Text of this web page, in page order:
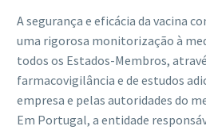
A segurança e eficácia da vacina
uma rigorosa monitorização à
todos os Estados-Membros,
farmacovigilância e de estudos
empresa e pelas autoridades do
Em Portugal, a entidade